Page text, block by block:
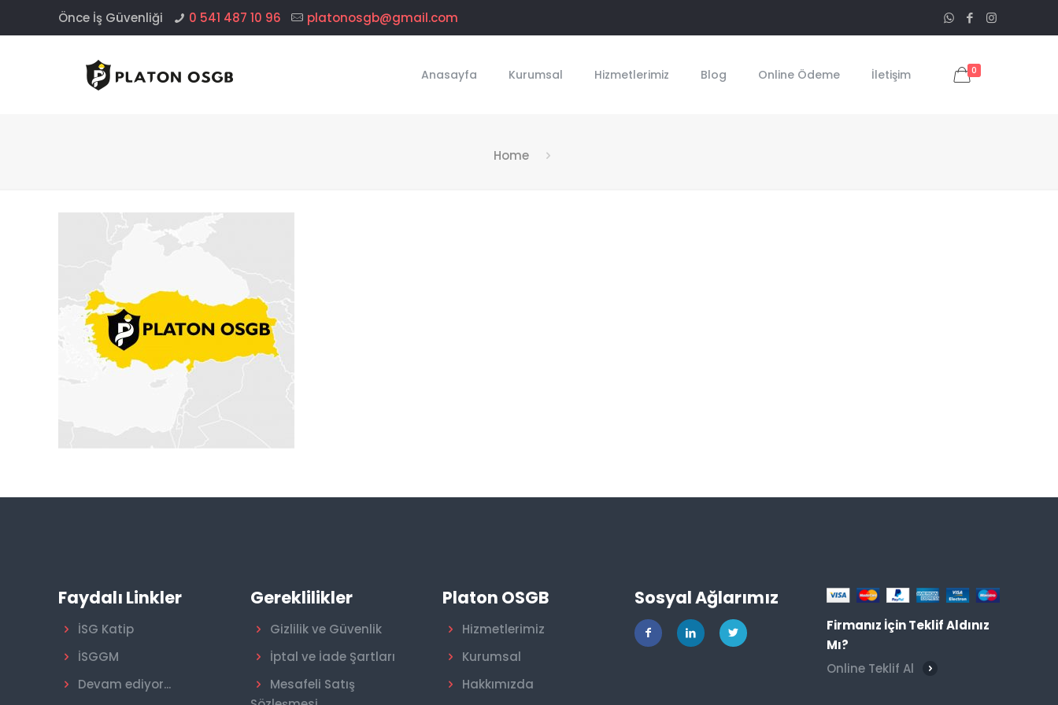
Önce İş Güvenliği 0 541 487 10 96 platonosgb@gmail.com
Anasayfa Kurumsal Hizmetlerimiz Blog Online Ödeme İletişim 0
Home
Faydalı Linkler
İSG Katip
İSGGM
Devam ediyor...
Gereklilikler
Gizlilik ve Güvenlik
İptal ve İade Şartları
Mesafeli Satış
Platon OSGB
Hizmetlerimiz
Kurumsal
Hakkımızda
Sosyal Ağlarımız
Firmanız İçin Teklif Aldınız
Mı?
Online Teklif Al